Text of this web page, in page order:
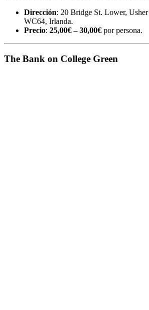
Dirección: 20 Bridge St. Lower,
WC64, Irlanda.
Precio: 25,00€ – 30,00€ por persona.
The Bank on College Green